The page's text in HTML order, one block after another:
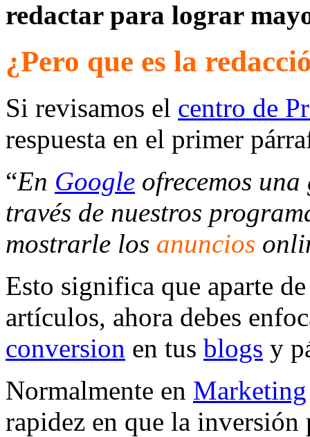
redactar para lograr
¿Pero que es la
Si revisamos el centro de
respuesta en el primer
“En Google ofrecemos
través de nuestros
mostrarle los anuncios
Esto significa que aparte
artículos, ahora debes
conversion en tus blogs y
Normalmente en Marketing
rapidez en que la inversión